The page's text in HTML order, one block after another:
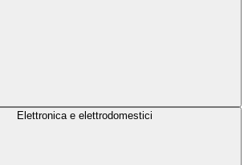
Elettronica e elettrodomestici